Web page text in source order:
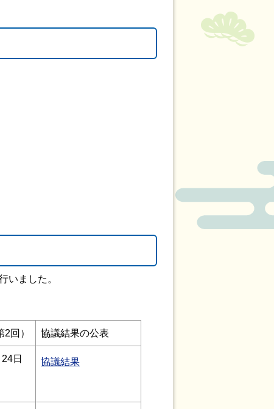
いました。
回） 協議結果の公表
日
協議結果